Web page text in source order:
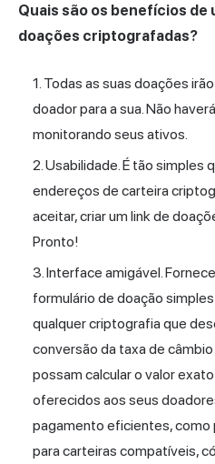
Quais são os benefícios de
doações criptografadas?
Todas as suas doações
doador para a sua. Não
monitorando seus ativos.
Usabilidade. É tão simples
endereços de carteira
aceitar, criar um link de
Pronto!
Interface amigável.
formulário de doação
qualquer criptografia que
conversão da taxa de
possam calcular o valor
oferecidos aos seus
pagamento eficientes, como
para carteiras compatíveis,